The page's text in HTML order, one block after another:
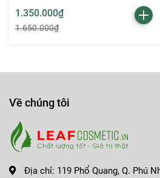
1.350.000₫
1.650.000₫
Về chúng tôi
Địa chỉ: 119 Phổ Quang, Q. Phú